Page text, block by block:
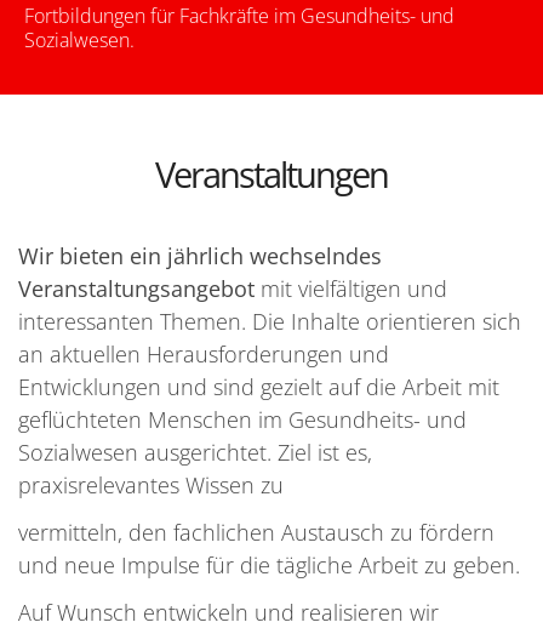
Fortbildungen für Fachkräfte im Gesundheits- und
Sozialwesen.
Veranstaltungen
Wir bieten ein jährlich wechselndes
Veranstaltungsangebot mit vielfältigen und
interessanten Themen. Die Inhalte orientieren sich
an aktuellen Herausforderungen und
Entwicklungen und sind gezielt auf die Arbeit mit
geflüchteten Menschen im Gesundheits- und
Sozialwesen ausgerichtet. Ziel ist es,
praxisrelevantes Wissen zu
vermitteln, den fachlichen Austausch zu fördern
und neue Impulse für die tägliche Arbeit zu geben.
Auf Wunsch entwickeln und realisieren wir